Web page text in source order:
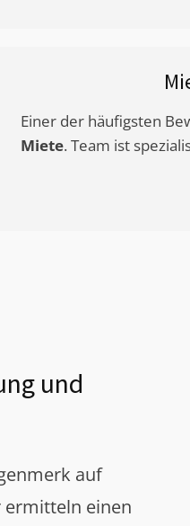
Einer der häufigsten
Miete. Team ist
und
auf
ermitteln einen